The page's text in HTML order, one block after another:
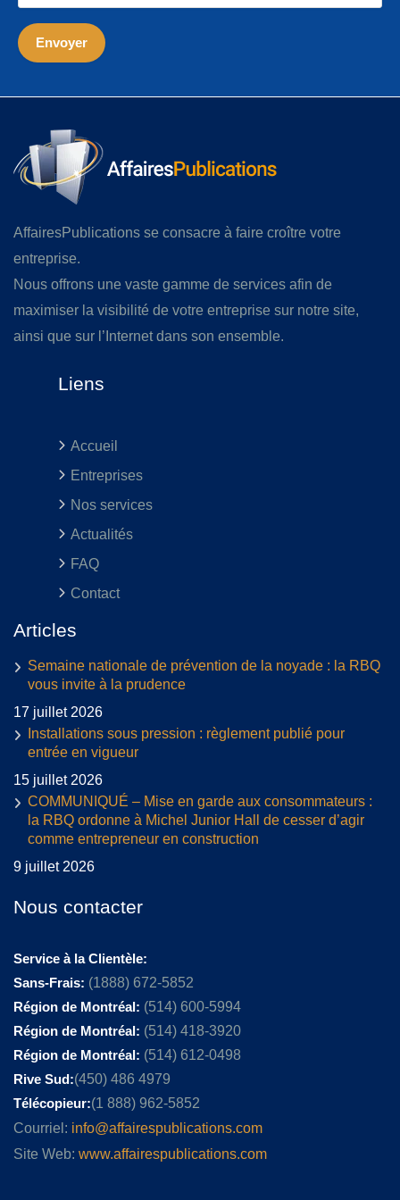
AffairesPublications se consacre à faire croître votre
entreprise.
Nous offrons une vaste gamme de services afin de
maximiser la visibilité de votre entreprise sur notre site,
ainsi que sur l’Internet dans son ensemble.
Liens
Accueil
Entreprises
Nos services
Actualités
FAQ
Contact
Articles
Semaine nationale de prévention de la noyade : la RBQ
vous invite à la prudence
17 juillet 2026
Installations sous pression : règlement publié pour
entrée en vigueur
15 juillet 2026
COMMUNIQUÉ – Mise en garde aux consommateurs :
la RBQ ordonne à Michel Junior Hall de cesser d’agir
comme entrepreneur en construction
9 juillet 2026
Nous contacter
Service à la Clientèle:
Sans-Frais: (1888) 672-5852
Région de Montréal: (514) 600-5994
Région de Montréal: (514) 418-3920
Région de Montréal: (514) 612-0498
Rive Sud:(450) 486 4979
Télécopieur:(1 888) 962-5852
Courriel: info@affairespublications.com
Site Web: www.affairespublications.com